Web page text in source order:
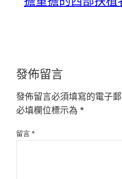
發佈留言
發佈留言必須填寫的電子
必填欄位標示為 *
留言 *